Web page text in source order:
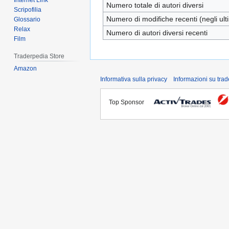
Numero totale di autori diversi
Numero di modifiche recenti (negli
Numero di autori diversi recenti
Scripofilia
Glossario
Relax
Film
Traderpedia Store
Amazon
Informativa sulla privacy
Informazioni su
Top Sponsor